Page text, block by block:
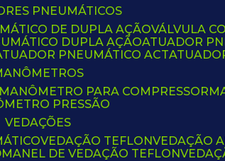
PNEUMÁTICOS
DE DUPLA AÇÃO VÁLVULA
DUPLA AÇÃO
ATUADOR
ATUADOR PNEUMÁTICO ACT
MANÔMETROS
MANÔMETRO PARA COMPRESSOR
PRESSÃO
VEDAÇÕES
VEDAÇÃO TEFLON
VEDAÇÃO
ANEL DE VEDAÇÃO TEFLON